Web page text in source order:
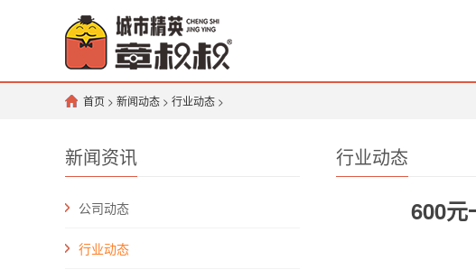
首页 > 新闻动态 > 行业动态 >
新闻资讯
公司动态
行业动态
行业动态
600元